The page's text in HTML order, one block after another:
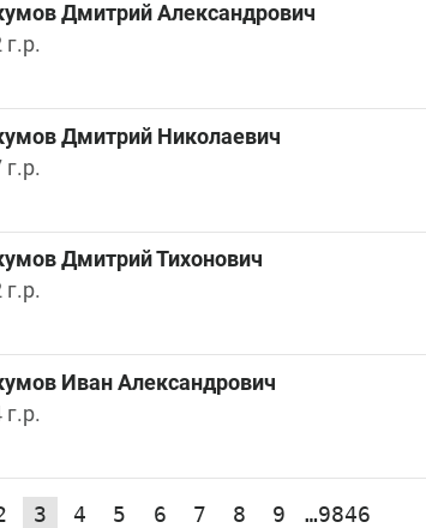
Дмитрий Александрович
г.р.
Дмитрий Николаевич
г.р.
Дмитрий Тихонович
г.р.
Иван Александрович
г.р.
3 4 5 6 7 8 9 …9846